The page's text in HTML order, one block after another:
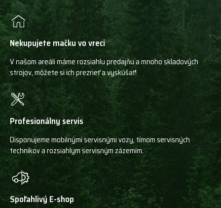
Nekupujete mačku vo vreci
V našom areáli máme rozsiahlu predajňu a mnoho skladových
strojov, môžete si ich prezrieť a vyskúšať!
Profesionálny servis
Disponujeme mobilnými servisnými vozy, tímom servisných
technikov a rozsiahlym servisným zázemím.
Spoľahlivý E-shop